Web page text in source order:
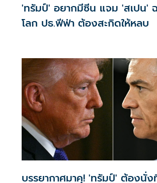
'ทรัมป์' อยากมีซีน แจม 'สเปน'
โลก ปธ.ฟีฟ่า ต้องสะกิดให้หลบ
บรรยากาศมาคุ! 'ทรัมป์' ต้องนั่ง